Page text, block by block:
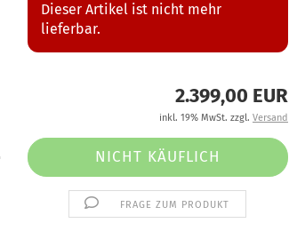
Dieser Artikel ist nicht mehr
lieferbar.
2.399,00 EUR
inkl. 19% MwSt. zzgl. Versand
FRAGE ZUM PRODUKT